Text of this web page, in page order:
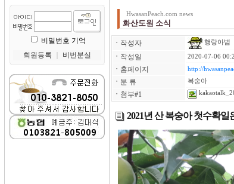
비밀번호 기억
회원등록
비번분실
HwasanPeach.com news
화산도원 소식
ㆍ 작성자 행랑아범
ㆍ 작성일 2020-07-06
ㆍ 홈페이지 http://
ㆍ 분 류 복숭아
ㆍ 첨부#1
2021년 산 복숭아 첫수확일